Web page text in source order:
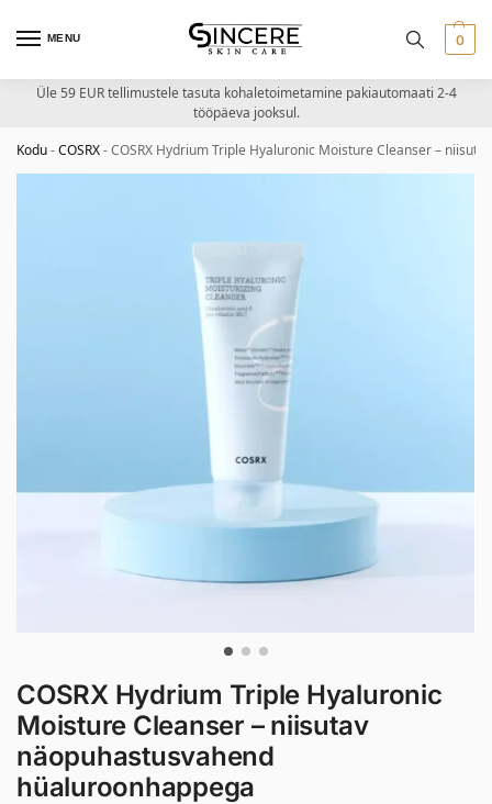
MENU 0
Üle 59 EUR tellimustele tasuta kohaletoimetamine pakiautomaati 2-4
tööpäeva jooksul.
Kodu-COSRX-COSRX Hydrium Triple Hyaluronic Moisture Cleanser –
COSRX Hydrium Triple Hyaluronic
Moisture Cleanser – niisutav
näopuhastusvahend
hüaluroonhappega